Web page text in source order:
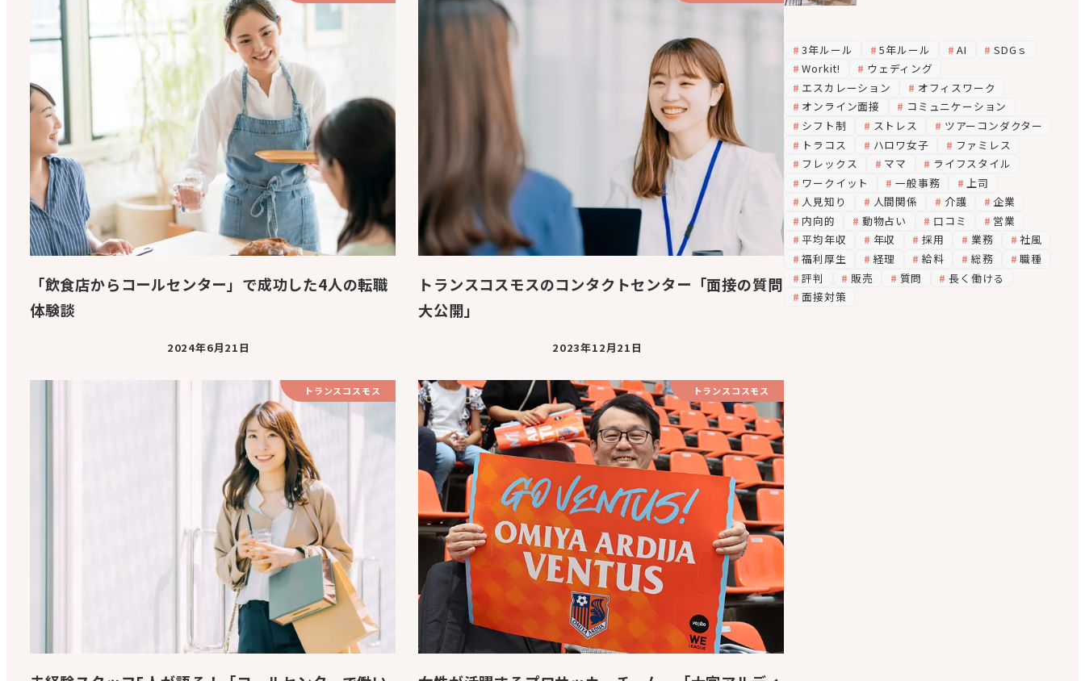
「飲食店からコールセンター」で成功した4人の転職
体験談
2024年6月21日
トランスコスモスのコンタクトセンター「面接の質問
大公開」
2023年12月21日
トランスコスモス トランスコスモス
3年ルール 5年ルール AI
SDGｓ
Workit!
ウェディング
エスカレーション
オフィスワーク
オンライン面接
コミュニケーション
シフト制
ストレス
ツアーコンダクター
トラコス
ハロワ女子
ファミレス
フレックス
ママ
ライフスタイル
ワークイット
一般事務
上司
人見知り
人間関係 介護
企業
内向的
動物占い 口コミ
営業
平均年収
年収 採用 業務
社風
福利厚生
経理 給料 総務
職種
評判
販売 質問
長く働ける
面接対策